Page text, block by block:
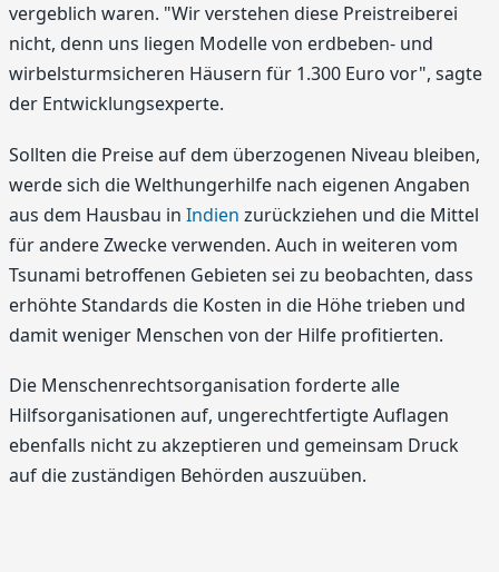
vergeblich waren. "Wir verstehen diese Preistreiberei
nicht, denn uns liegen Modelle von erdbeben- und
wirbelsturmsicheren Häusern für 1.300 Euro vor", sagte
der Entwicklungsexperte.
Sollten die Preise auf dem überzogenen Niveau bleiben,
werde sich die Welthungerhilfe nach eigenen Angaben
aus dem Hausbau in Indien zurückziehen und die Mittel
für andere Zwecke verwenden. Auch in weiteren vom
Tsunami betroffenen Gebieten sei zu beobachten, dass
erhöhte Standards die Kosten in die Höhe trieben und
damit weniger Menschen von der Hilfe profitierten.
Die Menschenrechtsorganisation forderte alle
Hilfsorganisationen auf, ungerechtfertigte Auflagen
ebenfalls nicht zu akzeptieren und gemeinsam Druck
auf die zuständigen Behörden auszuüben.